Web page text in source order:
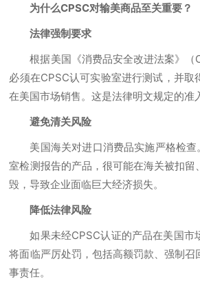
为什么CPSC对输美商品至关重要？
法律强制要求
根据美国《消费品安全改进法案》（
必须在CPSC认可实验室进行测试，并取
在美国市场销售。这是法律明文规定的准
避免清关风险
美国海关对进口消费品实施严格检查
室检测报告的产品，很可能在海关被扣留
毁，导致企业面临巨大经济损失。
降低法律风险
如果未经CPSC认证的产品在美国市
将面临严厉处罚，包括高额罚款、强制召
事责任。